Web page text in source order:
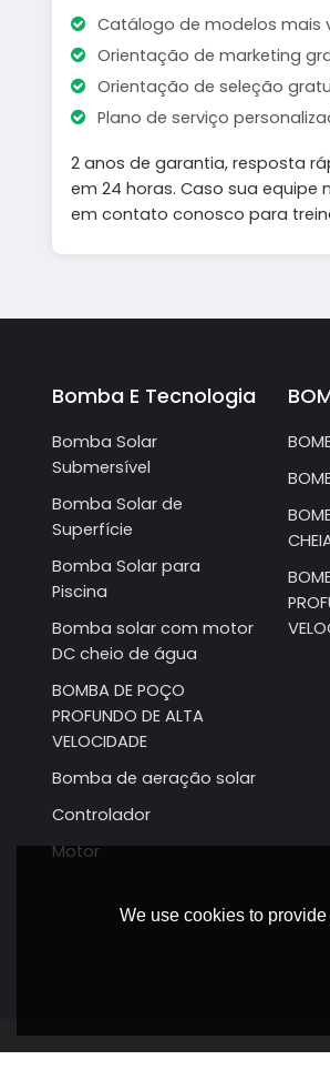
Catálogo de modelos mais
Orientação de marketing
Orientação de seleção
Plano de serviço
2 anos de garantia, resposta
em 24 horas. Caso sua equipe
em contato conosco para
Bomba E Tecnologia
Bomba Solar
Submersível
Bomba Solar de
Superfície
Bomba Solar para
Piscina
Bomba solar com motor
DC cheio de água
BOMBA DE POÇO
PROFUNDO DE ALTA
VELOCIDADE
Bomba de aeração solar
Controlador
Motor
We use cookies to